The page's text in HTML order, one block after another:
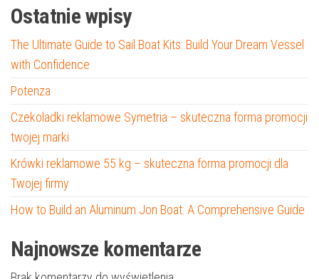
Ostatnie wpisy
The Ultimate Guide to Sail Boat Kits: Build Your Dream Vessel
with Confidence
Potenza
Czekoladki reklamowe Symetria – skuteczna forma promocji
twojej marki
Krówki reklamowe 55 kg – skuteczna forma promocji dla
Twojej firmy
How to Build an Aluminum Jon Boat: A Comprehensive Guide
Najnowsze komentarze